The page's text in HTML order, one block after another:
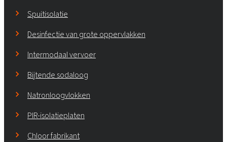
Spuitisolatie
Desinfectie van grote oppervlakken
Intermodaal vervoer
Bijtende sodaloog
Natronloogvlokken
PIR-isolatieplaten
Chloor fabrikant